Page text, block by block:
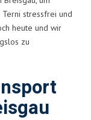
stressfrei und
heute und wir
zu